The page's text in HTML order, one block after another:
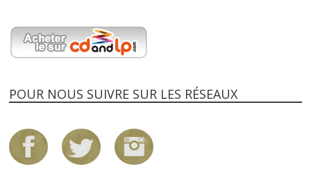
POUR NOUS SUIVRE SUR LES RÉSEAUX